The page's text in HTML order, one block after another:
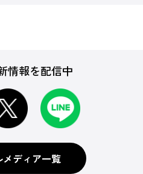
情報を配信中
メディア一覧